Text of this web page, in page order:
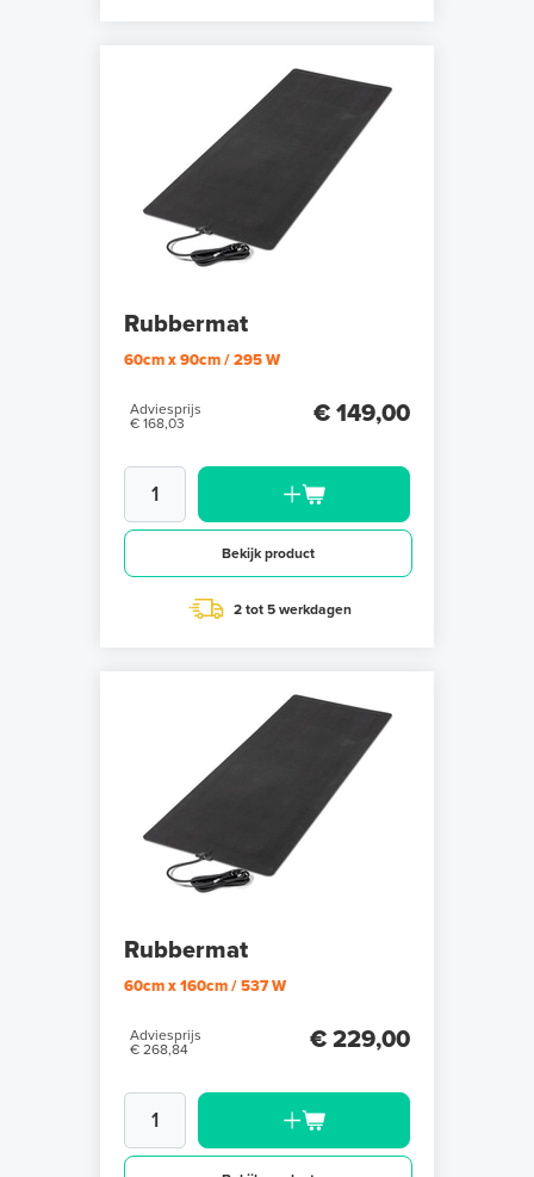
Rubbermat
60cm x 90cm / 295 W
Adviesprijs
€ 168,03
€ 149,00
Bekijk product
2 tot 5 werkdagen
Rubbermat
60cm x 160cm / 537 W
Adviesprijs
€ 268,84
€ 229,00